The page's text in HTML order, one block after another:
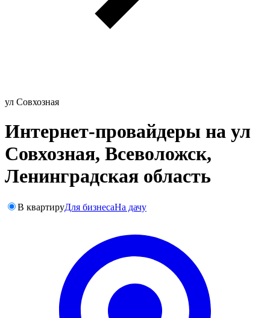
ул Совхозная
Интернет-провайдеры на ул
Совхозная, Всеволожск,
Ленинградская область
В квартируДля бизнесаНа дачу